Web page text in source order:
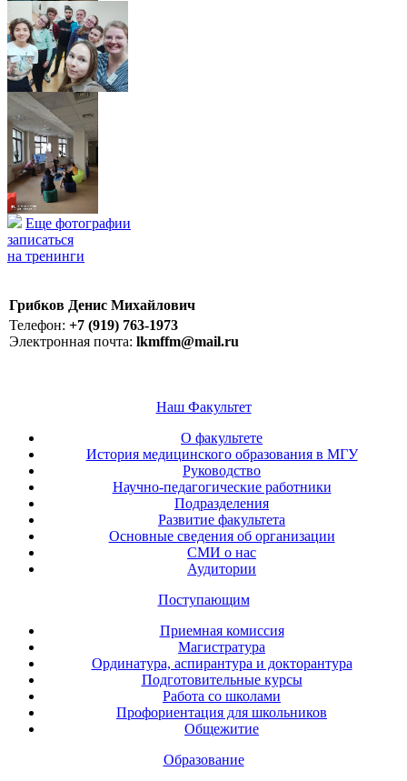
Еще фотографии
записаться
на тренинги
Грибков Денис Михайлович
Телефон: +7 (919) 763-1973
Электронная почта: lkmffm@mail.ru
Наш Факультет
О факультете
История медицинского образования в МГУ
Руководство
Научно-педагогические работники
Подразделения
Развитие факультета
Основные сведения об организации
СМИ о нас
Аудитории
Поступающим
Приемная комиссия
Магистратура
Ординатура, аспирантура и докторантура
Подготовительные курсы
Работа со школами
Профориентация для школьников
Общежитие
Образование